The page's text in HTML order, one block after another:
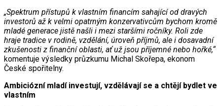
„Spektrum přístupů k vlastním financím sahající od dravých
investorů až k velmi opatrným konzervativcům bychom kromě
mladé generace jistě našli i mezi staršími ročníky. Roli zde
hraje tradice v rodině, vzdělání, úroveň příjmů, ale i dosavadní
zkušenosti z finanční oblasti, ať už jsou příjemné nebo hořké,“
komentuje výsledky průzkumu Michal Skořepa, ekonom
České spořitelny.
Ambiciózní mladí investují, vzdělávají se a chtějí bydlet ve
vlastním